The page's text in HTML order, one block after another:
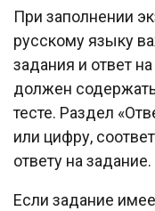
При заполнении
русскому языку
задания и ответ
должен
тесте. Раздел
или цифру,
ответу на задание.
Если задание